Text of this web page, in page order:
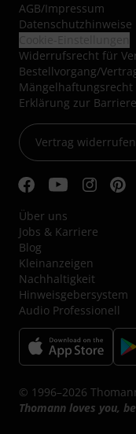
AGB/Impressum
Datenschutzhinweise
Widerrufsrecht für
Bestellvorgang/
Mängelhaftungsrecht
Erklärung zur
Vertrag widerrufen
Über uns
Jobs & Karriere
Blog
Kleinanzeigen
Nachhaltigkeit
Hinweisgebersystem
Audio Professionell
© 1996–2026
Thomann loves you,